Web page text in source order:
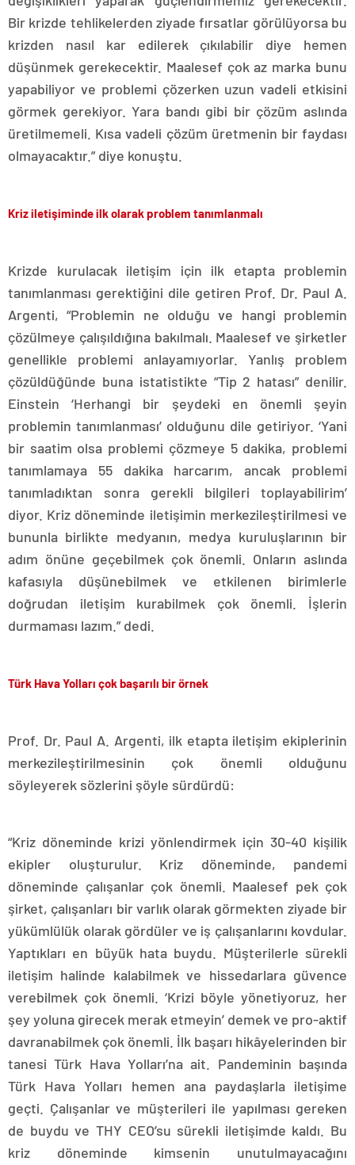
Bir krizde tehlikelerden ziyade fırsatlar görülüyorsa bu
krizden nasıl kar edilerek çıkılabilir diye hemen
düşünmek gerekecektir. Maalesef çok az marka bunu
yapabiliyor ve problemi çözerken uzun vadeli etkisini
görmek gerekiyor. Yara bandı gibi bir çözüm aslında
üretilmemeli. Kısa vadeli çözüm üretmenin bir faydası
olmayacaktır.” diye konuştu.
Kriz iletişiminde ilk olarak problem tanımlanmalı
Krizde kurulacak iletişim için ilk etapta problemin
tanımlanması gerektiğini dile getiren Prof. Dr. Paul A.
Argenti, “Problemin ne olduğu ve hangi problemin
çözülmeye çalışıldığına bakılmalı. Maalesef ve şirketler
genellikle problemi anlayamıyorlar. Yanlış problem
çözüldüğünde buna istatistikte “Tip 2 hatası” denilir.
Einstein ‘Herhangi bir şeydeki en önemli şeyin
problemin tanımlanması’ olduğunu dile getiriyor. ‘Yani
bir saatim olsa problemi çözmeye 5 dakika, problemi
tanımlamaya 55 dakika harcarım, ancak problemi
tanımladıktan sonra gerekli bilgileri toplayabilirim’
diyor. Kriz döneminde iletişimin merkezileştirilmesi ve
bununla birlikte medyanın, medya kuruluşlarının bir
adım önüne geçebilmek çok önemli. Onların aslında
kafasıyla düşünebilmek ve etkilenen birimlerle
doğrudan iletişim kurabilmek çok önemli. İşlerin
durmaması lazım.” dedi.
Türk Hava Yolları çok başarılı bir örnek
Prof. Dr. Paul A. Argenti, ilk etapta iletişim ekiplerinin
merkezileştirilmesinin çok önemli olduğunu
söyleyerek sözlerini şöyle sürdürdü:
“Kriz döneminde krizi yönlendirmek için 30-40 kişilik
ekipler oluşturulur. Kriz döneminde, pandemi
döneminde çalışanlar çok önemli. Maalesef pek çok
şirket, çalışanları bir varlık olarak görmekten ziyade bir
yükümlülük olarak gördüler ve iş çalışanlarını kovdular.
Yaptıkları en büyük hata buydu. Müşterilerle sürekli
iletişim halinde kalabilmek ve hissedarlara güvence
verebilmek çok önemli. ‘Krizi böyle yönetiyoruz, her
şey yoluna girecek merak etmeyin’ demek ve pro-aktif
davranabilmek çok önemli. İlk başarı hikâyelerinden bir
tanesi Türk Hava Yolları’na ait. Pandeminin başında
Türk Hava Yolları hemen ana paydaşlarla iletişime
geçti. Çalışanlar ve müşterileri ile yapılması gereken
de buydu ve THY CEO’su sürekli iletişimde kaldı. Bu
kriz döneminde kimsenin unutulmayacağını